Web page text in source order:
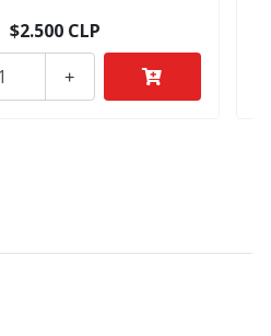
$2.500 CLP
+